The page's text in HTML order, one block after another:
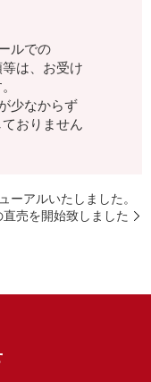
ルでの
は、お受け
少なからず
おりません
ーアルいたしました。
直売を開始致しました